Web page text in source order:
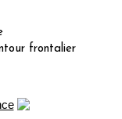
frontalier